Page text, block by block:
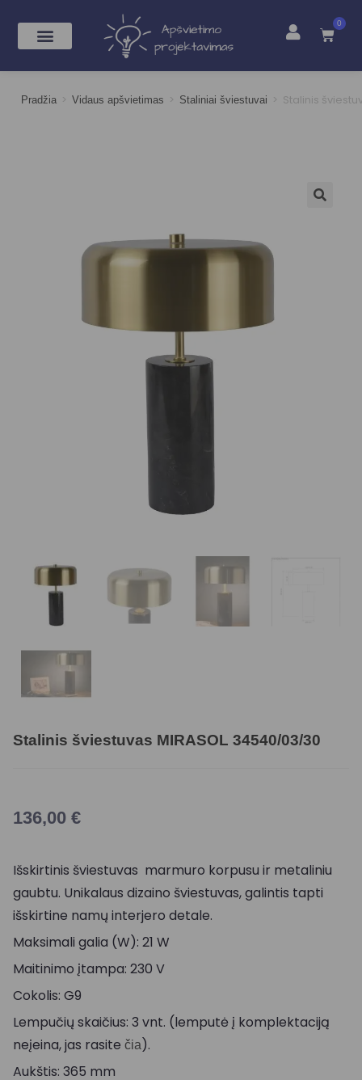
0
Pradžia > Vidaus apšvietimas > Staliniai šviestuvai > Stalinis
Stalinis šviestuvas MIRASOL 34540/03/30
136,00 €
Išskirtinis šviestuvas marmuro korpusu ir metaliniu
gaubtu. Unikalaus dizaino šviestuvas, galintis tapti
išskirtine namų interjero detale.
Maksimali galia (W): 21 W
Maitinimo įtampa: 230 V
Cokolis: G9
Lempučių skaičius: 3 vnt. (lemputė į komplektaciją
neįeina, jas rasite čia).
Aukštis: 365 mm